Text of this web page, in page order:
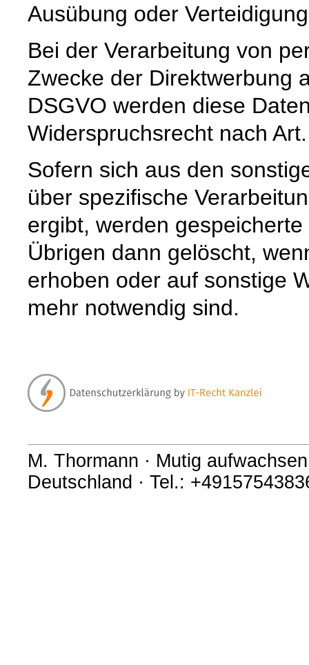
Ausübung oder
Bei der Verarbeitung von
Zwecke der Direktwerbung
DSGVO werden diese
Widerspruchsrecht nach
Sofern sich aus den
über spezifische
ergibt, werden
Übrigen dann gelöscht,
erhoben oder auf sonstige
mehr notwendig sind.
M. Thormann · Mutig
Deutschland · Tel.: